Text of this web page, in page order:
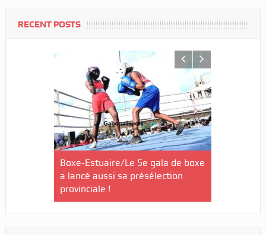
RECENT POSTS
Boxe-Estuaire/Le 5e gala de boxe
a lancé aussi sa présélection
provinciale !